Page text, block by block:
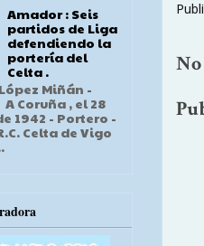
Amador : Seis
partidos de Liga
defendiendo la
portería del
Celta .
Miñán -
Coruña , el 28
1942 - Portero -
Celta de Vigo